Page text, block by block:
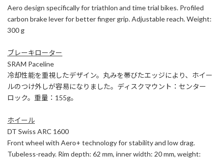
Aero design specifically for triathlon and time trial bikes. Profiled
carbon brake lever for better finger grip. Adjustable reach. Weight:
300 g
ブレーキローター
SRAM Paceline
冷却性能を重視したデザイン。丸みを帯びたエッジにより、ホイー
ルのつけ外しが容易になりました。ディスクマウント：センター
ロック。重量：155g。
ホイール
DT Swiss ARC 1600
Front wheel with Aero+ technology for stability and low drag.
Tubeless-ready. Rim depth: 62 mm, inner width: 20 mm, weight: